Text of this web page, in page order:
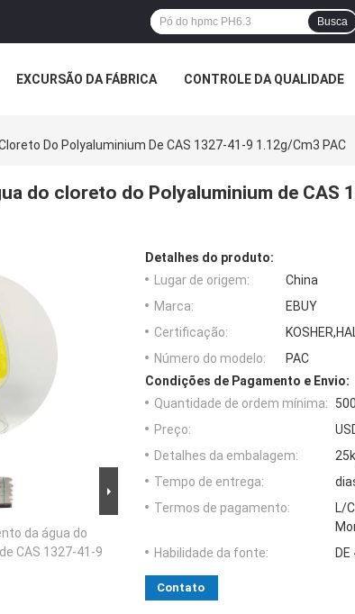
Busca
EXCURSÃO DA FÁBRICA CONTROLE DA QUALIDADE
Do Polyaluminium De CAS 1327-41-9 1.12g/Cm3 PAC
do cloreto do Polyaluminium de CAS
da água do
CAS 1327-41-9
Detalhes do produto:
Lugar de origem:
China
Marca:
EBUY
Certificação:
Número do modelo:
PAC
Condições de Pagamento e Envio:
Quantidade de ordem mínima:
Preço:
Detalhes da embalagem:
Tempo de entrega:
Termos de pagamento:
L/
Habilidade da fonte:
Contato